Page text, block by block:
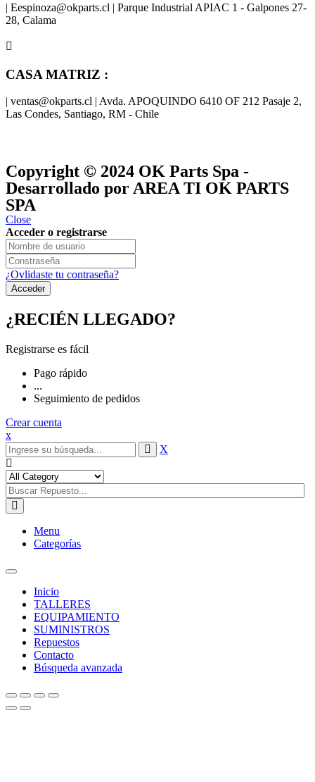
| Eespinoza@okparts.cl | Parque Industrial APIAC 1 - Galpones 27-
28, Calama
CASA MATRIZ :
| ventas@okparts.cl | Avda. APOQUINDO 6410 OF 212 Pasaje 2,
Las Condes, Santiago, RM - Chile
Copyright © 2024 OK Parts Spa -
Desarrollado por AREA TI OK PARTS
SPA
Close
Acceder o registrarse
¿Ovlidaste tu contraseña?
¿RECIÉN LLEGADO?
Registrarse es fácil
Pago rápido
...
Seguimiento de pedidos
Crear cuenta
x
X
Menu
Categorías
Toggle
navigation
Inicio
TALLERES
EQUIPAMIENTO
SUMINISTROS
Repuestos
Contacto
Búsqueda avanzada